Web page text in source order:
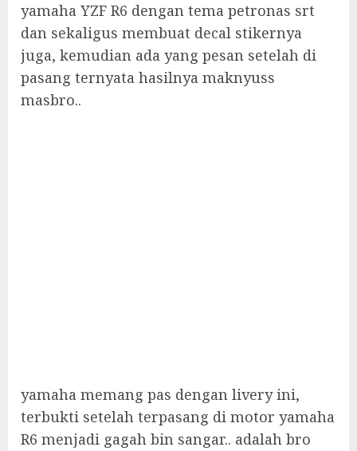
yamaha YZF R6 dengan tema petronas srt
dan sekaligus membuat decal stikernya
juga, kemudian ada yang pesan setelah di
pasang ternyata hasilnya maknyuss
masbro..
yamaha memang pas dengan livery ini,
terbukti setelah terpasang di motor yamaha
R6 menjadi gagah bin sangar.. adalah bro